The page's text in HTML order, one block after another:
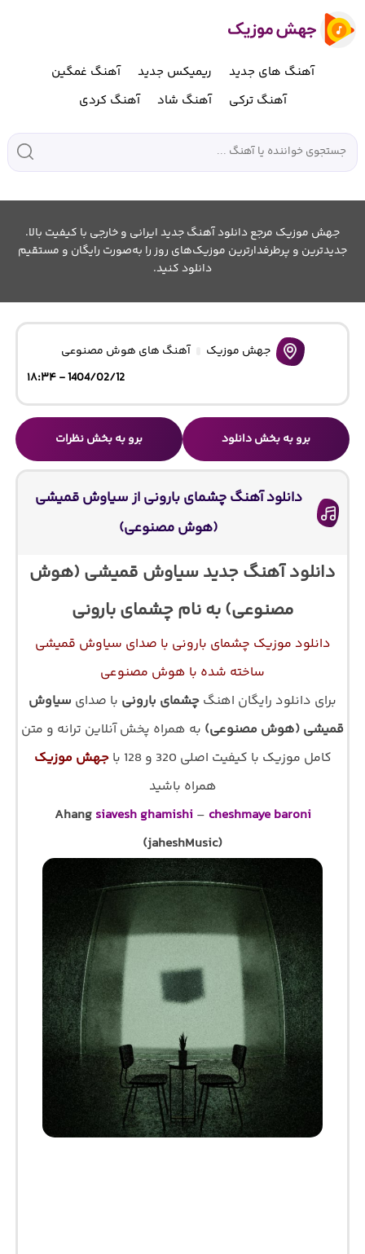
آهنگ های جدید ریمیکس جدید
آهنگ غمگین
آهنگ ترکی
آهنگ شاد آهنگ کردی
جهش موزیک مرجع دانلود آهنگ جدید ایرانی و خارجی با کیفیت بالا.
جدیدترین و پرطرفدارترین موزیک‌های روز را به‌صورت رایگان و مستقیم
دانلود کنید.
جهش موزیک
آهنگ های هوش مصنوعی
1404/02/12 - ۱۸:۳۴
برو به بخش دانلود برو به بخش نظرات
دانلود آهنگ چشمای بارونی از سیاوش قمیشی
(هوش مصنوعی)
دانلود آهنگ جدید سیاوش قمیشی (هوش
مصنوعی) به نام چشمای بارونی
دانلود موزیک چشمای بارونی با صدای سیاوش قمیشی
ساخته شده با هوش مصنوعی
برای دانلود رایگان اهنگ چشمای بارونی با صدای سیاوش
قمیشی (هوش مصنوعی) به همراه پخش آنلاین ترانه و متن
کامل موزیک با کیفیت اصلی 320 و 128 با
جهش موزیک
همراه باشید
Ahang siavesh ghamishi – cheshmaye baroni
(jaheshMusic)